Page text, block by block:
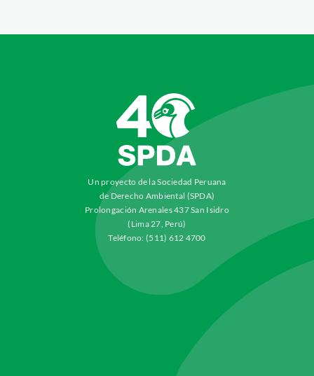
Un proyecto de la Sociedad Peruana
de Derecho Ambiental (SPDA)
Prolongación Arenales 437 San Isidro
(Lima 27, Perú)
Teléfono: (511) 612 4700